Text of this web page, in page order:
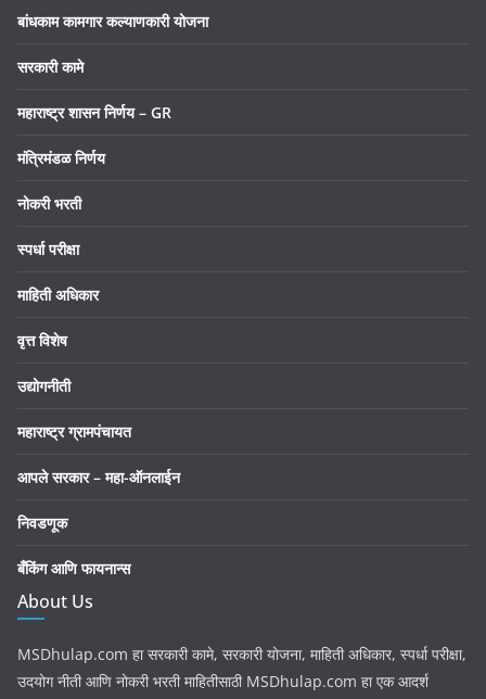
बांधकाम कामगार कल्याणकारी योजना
सरकारी कामे
महाराष्ट्र शासन निर्णय – GR
मंत्रिमंडळ निर्णय
नोकरी भरती
स्पर्धा परीक्षा
माहिती अधिकार
वृत्त विशेष
उद्योगनीती
महाराष्ट्र ग्रामपंचायत
आपले सरकार – महा-ऑनलाईन
निवडणूक
बँकिंग आणि फायनान्स
About Us
MSDhulap.com हा सरकारी कामे, सरकारी योजना, माहिती अधिकार, स्पर्धा परीक्षा,
उदयोग नीती आणि नोकरी भरती माहितीसाठी MSDhulap.com हा एक आदर्श